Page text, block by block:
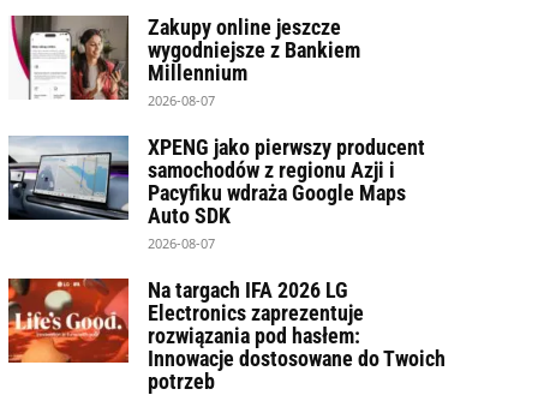
Zakupy online jeszcze
wygodniejsze z Bankiem
Millennium
2026-08-07
XPENG jako pierwszy producent
samochodów z regionu Azji i
Pacyfiku wdraża Google Maps
Auto SDK
2026-08-07
Na targach IFA 2026 LG
Electronics zaprezentuje
rozwiązania pod hasłem:
Innowacje dostosowane do Twoich
potrzeb